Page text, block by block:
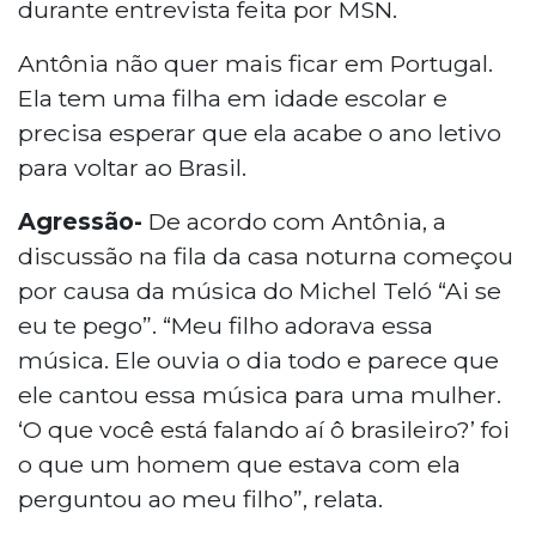
durante entrevista feita por MSN.
Antônia não quer mais ficar em Portugal.
Ela tem uma filha em idade escolar e
precisa esperar que ela acabe o ano letivo
para voltar ao Brasil.
Agressão- De acordo com Antônia, a
discussão na fila da casa noturna começou
por causa da música do Michel Teló “Ai se
eu te pego”. “Meu filho adorava essa
música. Ele ouvia o dia todo e parece que
ele cantou essa música para uma mulher.
‘O que você está falando aí ô brasileiro?’ foi
o que um homem que estava com ela
perguntou ao meu filho”, relata.